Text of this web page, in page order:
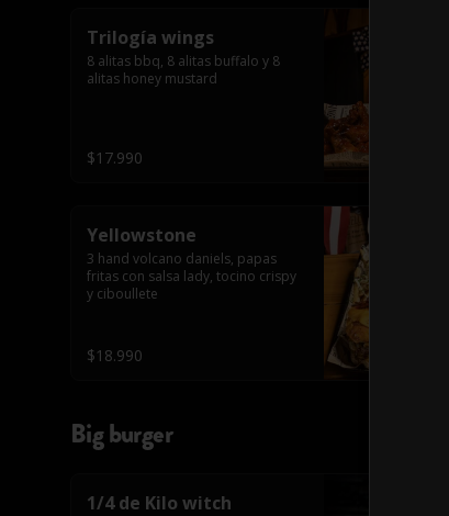
Trilogía wings
8 alitas bbq, 8 alitas buffalo y 8
alitas honey mustard
$17.990
Yellowstone
3 hand volcano daniels, papas
fritas con salsa lady, tocino crispy
y ciboullete
$18.990
Big burger
1/4 de Kilo witch